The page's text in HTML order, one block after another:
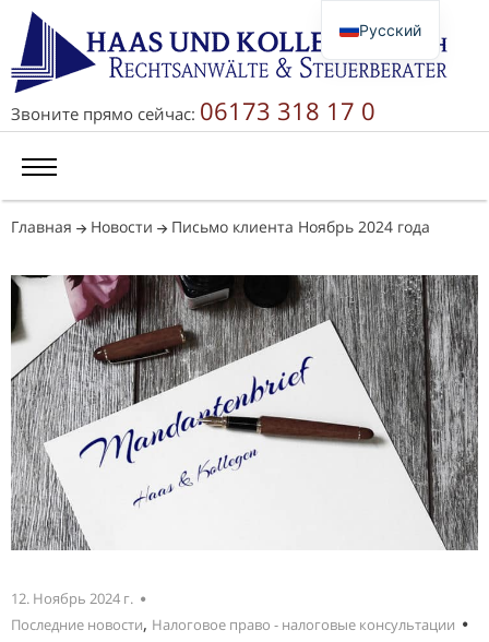
Звоните прямо сейчас: 06173 318 17 0
Главная Новости Письмо клиента Ноябрь 2024 года
12. Ноябрь 2024 г.
Последние новости, Налоговое право - налоговые консультации
Русский
Deutsch
English
简体中文